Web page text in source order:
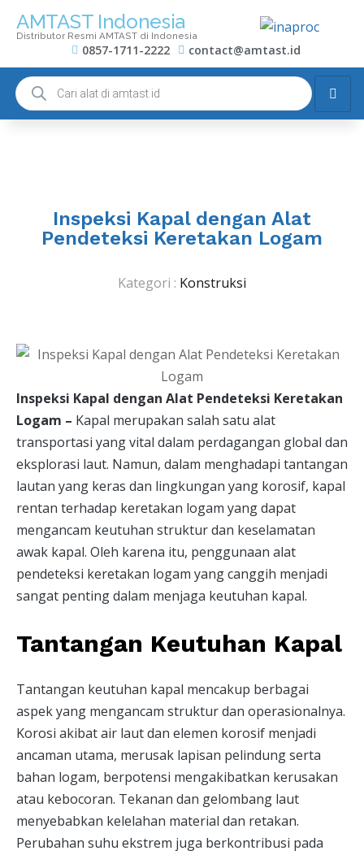
AMTAST Indonesia
Distributor Resmi AMTAST di Indonesia
0857-1711-2222 contact@amtast.id
Inspeksi Kapal dengan Alat
Pendeteksi Keretakan Logam
Kategori : Konstruksi
Inspeksi Kapal dengan Alat Pendeteksi Keretakan
Logam – Kapal merupakan salah satu alat
transportasi yang vital dalam perdagangan global dan
eksplorasi laut. Namun, dalam menghadapi tantangan
lautan yang keras dan lingkungan yang korosif, kapal
rentan terhadap keretakan logam yang dapat
mengancam keutuhan struktur dan keselamatan
awak kapal. Oleh karena itu, penggunaan alat
pendeteksi keretakan logam yang canggih menjadi
sangat penting dalam menjaga keutuhan kapal.
Tantangan Keutuhan Kapal
Tantangan keutuhan kapal mencakup berbagai
aspek yang mengancam struktur dan operasionalnya.
Korosi akibat air laut dan elemen korosif menjadi
ancaman utama, merusak lapisan pelindung serta
bahan logam, berpotensi mengakibatkan kerusakan
atau kebocoran. Tekanan dan gelombang laut
menyebabkan kelelahan material dan retakan.
Perubahan suhu ekstrem juga berkontribusi pada